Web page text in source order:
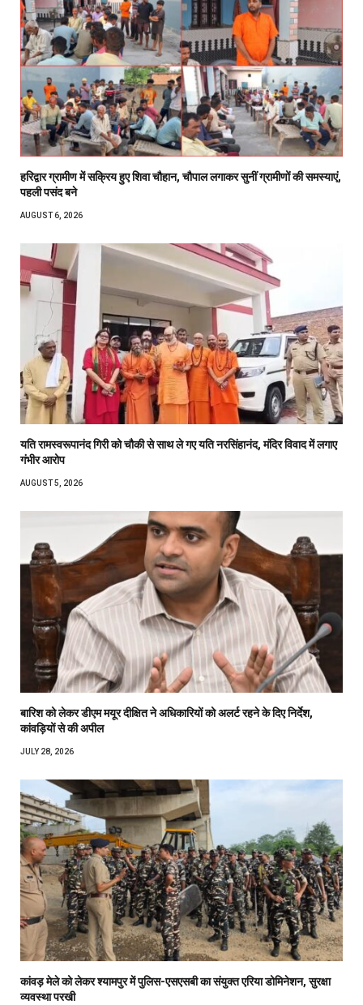
हरिद्वार ग्रामीण में सक्रिय हुए शिवा चौहान, चौपाल लगाकर सुनीं ग्रामीणों की समस्याएं,
पहली पसंद बने
AUGUST 6, 2026
यति रामस्वरूपानंद गिरी को चौकी से साथ ले गए यति नरसिंहानंद, मंदिर विवाद में लगाए
गंभीर आरोप
AUGUST 5, 2026
बारिश को लेकर डीएम मयूर दीक्षित ने अधिकारियों को अलर्ट रहने के दिए निर्देश,
कांवड़ियों से की अपील
JULY 28, 2026
कांवड़ मेले को लेकर श्यामपुर में पुलिस-एसएसबी का संयुक्त एरिया डोमिनेशन, सुरक्षा
व्यवस्था परखी